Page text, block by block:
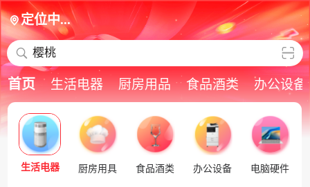
定位中...
樱桃
首页 生活电器 厨房用品 食品酒类 办公设备
生活电器 厨房用具 食品酒类 办公设备 电脑硬件